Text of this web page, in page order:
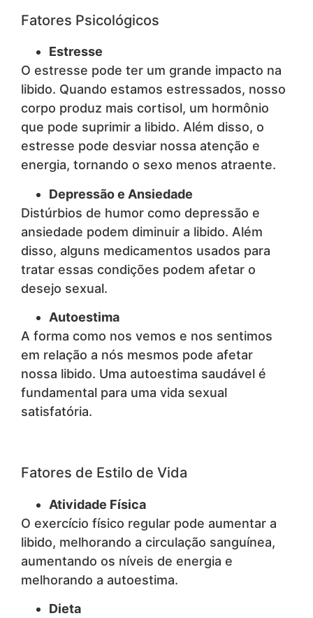
Fatores Psicológicos
Estresse
O estresse pode ter um grande impacto na
libido. Quando estamos estressados, nosso
corpo produz mais cortisol, um hormônio
que pode suprimir a libido. Além disso, o
estresse pode desviar nossa atenção e
energia, tornando o sexo menos atraente.
Depressão e Ansiedade
Distúrbios de humor como depressão e
ansiedade podem diminuir a libido. Além
disso, alguns medicamentos usados para
tratar essas condições podem afetar o
desejo sexual.
Autoestima
A forma como nos vemos e nos sentimos
em relação a nós mesmos pode afetar
nossa libido. Uma autoestima saudável é
fundamental para uma vida sexual
satisfatória.
Fatores de Estilo de Vida
Atividade Física
O exercício físico regular pode aumentar a
libido, melhorando a circulação sanguínea,
aumentando os níveis de energia e
melhorando a autoestima.
Dieta